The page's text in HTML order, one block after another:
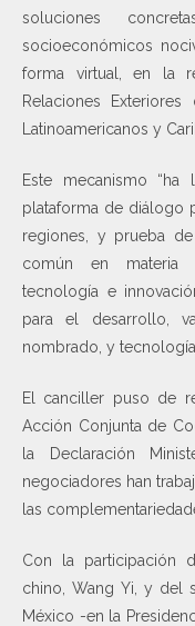
soluciones
socioeconómicos
forma virtual, en la
Relaciones
Latinoamericanos y
Este mecanismo
plataforma de diálogo
regiones, y prueba
común en materia
tecnología e
para el desarrollo,
nombrado, y
El canciller puso de
Acción Conjunta de
la Declaración
negociadores han
las
Con la participación
chino, Wang Yi, y del
México -en la